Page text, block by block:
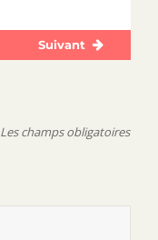
Suivant
Publication
Les champs obligatoires